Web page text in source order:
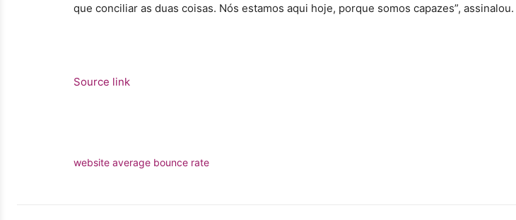
que conciliar as duas coisas. Nós estamos aqui hoje, porque somos capazes”, assinalou.
Source link
website average bounce rate